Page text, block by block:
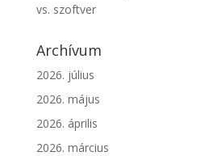
vs. szoftver
Archívum
2026. július
2026. május
2026. április
2026. március